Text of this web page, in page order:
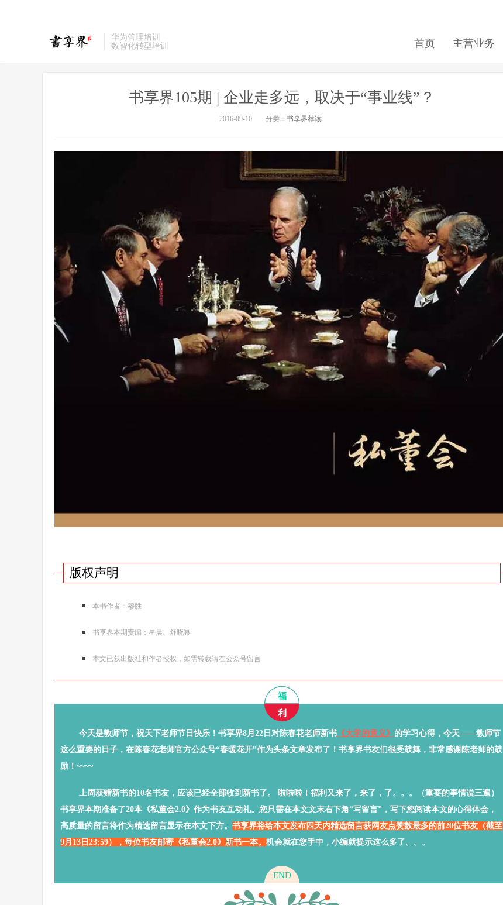
华为管理培训
数智化转型培训
首页 主营业务
书享界105期 | 企业走多远，取决于“事业线”？
2016-09-10 分类： 书享界荐读
版权声明
本书作者：穆胜
书享界本期责编：星晨、舒晓幂
本文已获出版社和作者授权，如需转载请在公众号留言
福
利
今天是教师节，祝天下老师节日快乐！书享界8月22日对陈春花老师新书 《大学的意义》 的学习心得 ，今天——教师节
这么重要的日子，在陈春花老师官方公众号“春暖花开”作为头条文章发布了！书享界书友们很受鼓舞，非常感谢陈老师的鼓
励！~~~~
上周获赠新书的10名书友，应该已经全部收到新书了。 啦啦啦！福利又来了，来了，了。。。（重要的事情说三遍）
书享界本期准备了20本《私董会2.0》 作为书友互动礼。您只需在本文文末右下角“写留言”，写下您阅读本文的心得体会，
高质量的留言将作为精选留言显示在本文下方。 书享界将给本文发布四天内精选留言获网友点赞数最多的前20位书友（截至
9月13日23:59），每位书友邮寄 《私董会2.0》新书一本。 机会就在您手中，小编就提示这么多了。。。
END